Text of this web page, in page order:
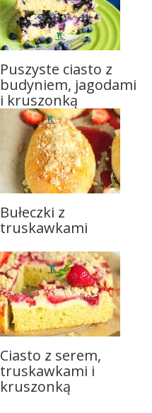
Puszyste ciasto z
budyniem, jagodami
i kruszonką
Bułeczki z
truskawkami
Ciasto z serem,
truskawkami i
kruszonką